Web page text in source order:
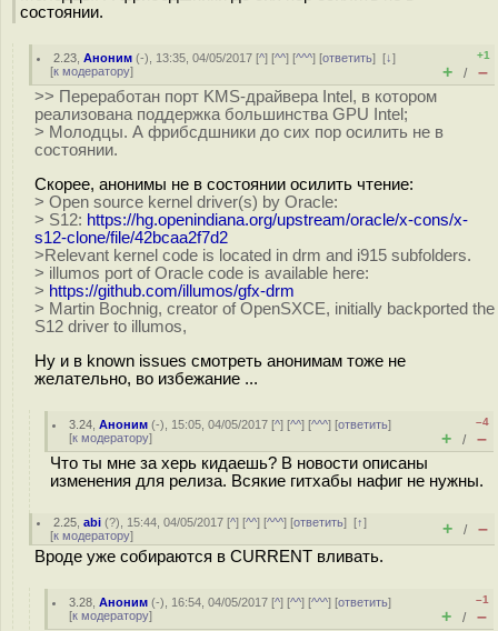
состоянии.
2.23 ,Аноним (-), 13:35, 04/05/2017 [^] [^^] [^^^] [ответить][↓]
[к модератору]
+1
+ / –
>> Переработан порт KMS-драйвера Intel, в котором
реализована поддержка большинства GPU Intel;
> Молодцы. А фрибсдшники до сих пор осилить не в
состоянии.
Cкорее, анонимы не в состоянии осилить чтение:
> Open source kernel driver(s) by Oracle:
> S12: https://hg.openindiana.org/upstream/oracle/x-cons/x-
s12-clone/file/42bcaa2f7d2
>Relevant kernel code is located in drm and i915 subfolders.
> illumos port of Oracle code is available here:
> https://github.com/illumos/gfx-drm
> Martin Bochnig, creator of OpenSXCE, initially backported the
S12 driver to illumos,
Ну и в known issues смотреть анонимам тоже не
желательно, во избежание ...
3.24 ,Аноним (-), 15:05, 04/05/2017 [^] [^^] [^^^] [ответить]
[к модератору]
–4
+ / –
Что ты мне за херь кидаешь? В новости описаны
изменения для релиза. Всякие гитхабы нафиг не нужны.
2.25 ,abi (?), 15:44, 04/05/2017 [^] [^^] [^^^] [ответить][↑]
[к модератору] + / –
Вроде уже собираются в CURRENT вливать.
3.28 ,Аноним (-), 16:54, 04/05/2017 [^] [^^] [^^^] [ответить]
[к модератору]
–1
+ / –